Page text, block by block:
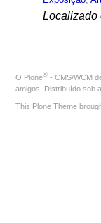
Localizado
O Plone® - CMS/WCM
amigos. Distribuído sob a
This Plone Theme